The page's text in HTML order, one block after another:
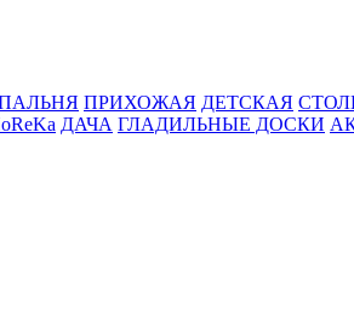
ПРИХОЖАЯ ДЕТСКАЯ
ДАЧА ГЛАДИЛЬНЫЕ ДОСКИ